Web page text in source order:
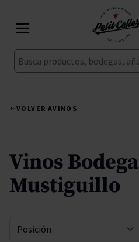
Buscar
VOLVER AVINOS
Vinos Bodega
Mustiguillo
Ordenar por